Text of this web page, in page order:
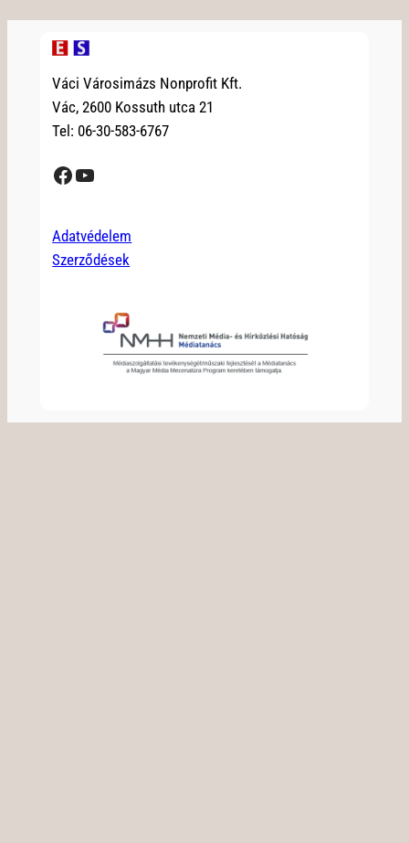
Váci Városimázs Nonprofit Kft.
Vác, 2600 Kossuth utca 21
Tel: 06-30-583-6767
Facebook YouTube
Adatvédelem
Szerződések